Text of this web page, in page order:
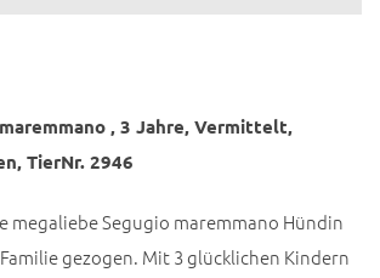
, 3 Jahre, Vermittelt,
TierNr. 2946
megaliebe Segugio maremmano Hündin
gezogen. Mit 3 glücklichen Kindern